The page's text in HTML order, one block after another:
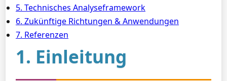
5. Technisches Analyseframework
6. Zukünftige Richtungen & Anwendungen
7. Referenzen
1. Einleitung